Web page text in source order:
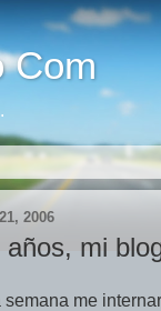
Com
2006
mi
me